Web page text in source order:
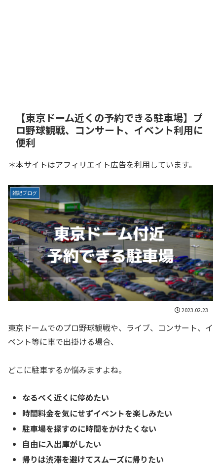
【東京ドーム近くの予約できる駐車場】プ
ロ野球観戦、コンサート、イベント利用に
便利
＊本サイトはアフィリエイト広告を利用しています。
雑記ブログ
2023.02.23
東京ドームでのプロ野球観戦や、ライブ、コンサート、イ
ベント等に車で出掛ける場合、
どこに駐車するか悩みますよね。
なるべく近くに停めたい
時間料金を気にせずイベントを楽しみたい
駐車場を探すのに時間をかけたくない
自由に入出庫がしたい
帰りは渋滞を避けてスムーズに帰りたい